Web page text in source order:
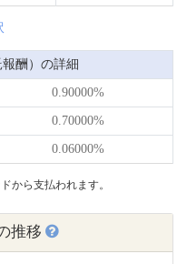
酬）の詳細
0.90000%
0.70000%
0.06000%
から支払われます。
推移